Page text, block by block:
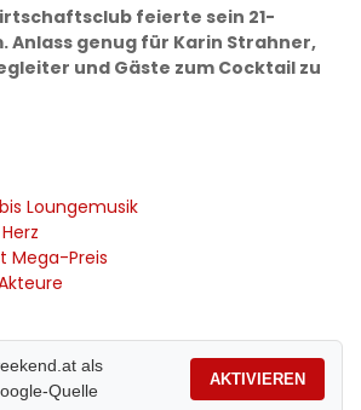
feierte sein 21-
Anlass genug für Karin Strahner,
und Gäste zum Cocktail zu
Loungemusik
Mega-Preis
als
Quelle
AKTIVIEREN